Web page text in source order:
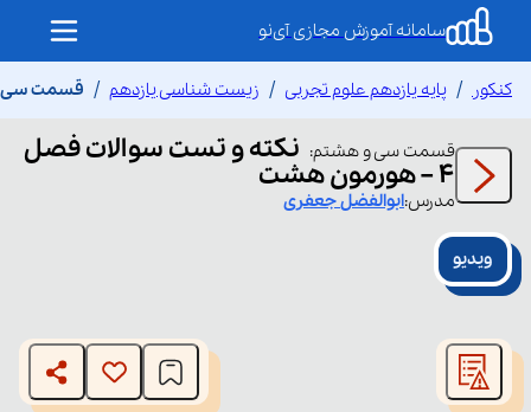
سامانه آموزش مجازی آی‌نو
کنکور پایه یازدهم علوم تجربی زیست شناسی یازدهم قسمت سی و
قسمت سی و هشتم: نکته و تست سوالات فصل
۴ – هورمون هشت
مدرس:ابوالفضلجعفری
ویدیو
modal
window.
The media could not be loaded, either because the server
or network failed or because the format is not supported.